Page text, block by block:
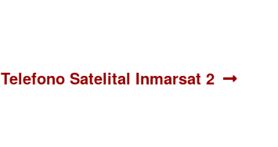
Siguiente:
Telefono Satelital Inmarsat 2